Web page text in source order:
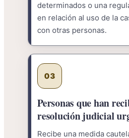
determinados o una
en relación al uso de la
con otras personas.
03
Personas que han
resolución judicial
Recibe una medida